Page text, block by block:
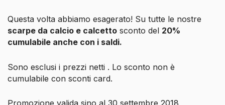
Questa volta abbiamo esagerato! Su tutte le nostre
scarpe da calcio e calcetto sconto del 20%
cumulabile anche con i saldi.
Sono esclusi i prezzi netti . Lo sconto non è
cumulabile con sconti card.